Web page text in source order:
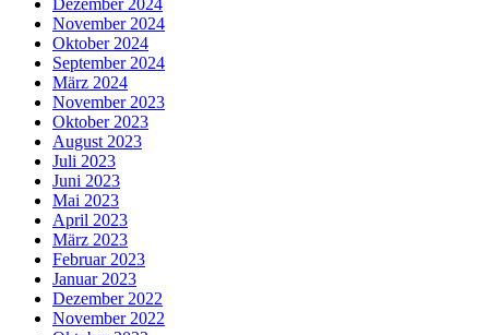
Dezember 2024
November 2024
Oktober 2024
September 2024
März 2024
November 2023
Oktober 2023
August 2023
Juli 2023
Juni 2023
Mai 2023
April 2023
März 2023
Februar 2023
Januar 2023
Dezember 2022
November 2022